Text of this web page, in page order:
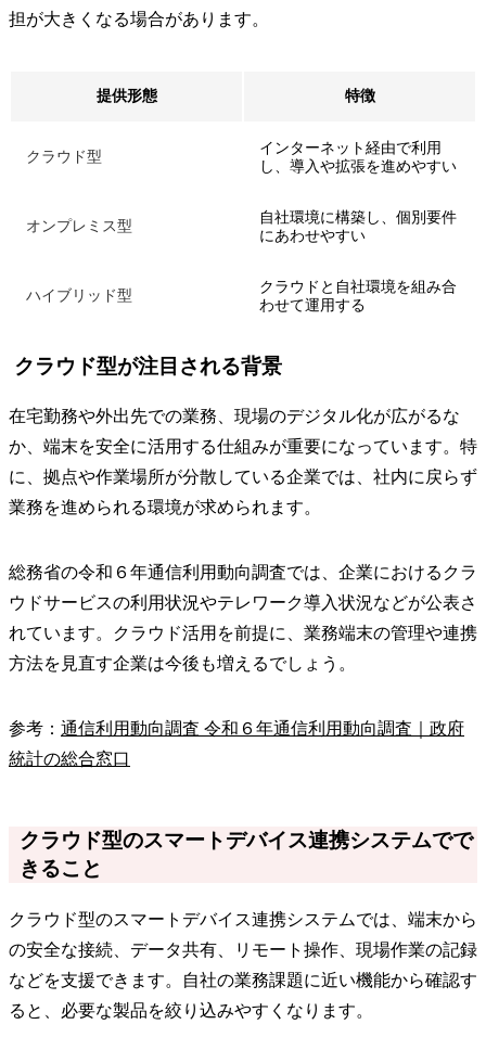
担が大きくなる場合があります。
提供形態 特徴
クラウド型
インターネット経由で利用
し、導入や拡張を進めやすい
オンプレミス型
自社環境に構築し、個別要件
にあわせやすい
ハイブリッド型
クラウドと自社環境を組み合
わせて運用する
クラウド型が注目される背景
在宅勤務や外出先での業務、現場のデジタル化が広がるな
か、端末を安全に活用する仕組みが重要になっています。特
に、拠点や作業場所が分散している企業では、社内に戻らず
業務を進められる環境が求められます。
総務省の令和６年通信利用動向調査では、企業におけるクラ
ウドサービスの利用状況やテレワーク導入状況などが公表さ
れています。クラウド活用を前提に、業務端末の管理や連携
方法を見直す企業は今後も増えるでしょう。
参考： 通信利用動向調査 令和６年通信利用動向調査｜政府
統計の総合窓口
クラウド型のスマートデバイス連携システムでで
きること
クラウド型のスマートデバイス連携システムでは、端末から
の安全な接続、データ共有、リモート操作、現場作業の記録
などを支援できます。自社の業務課題に近い機能から確認す
ると、必要な製品を絞り込みやすくなります。